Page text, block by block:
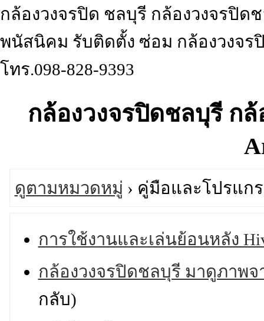
กล้องวงจรปิด ชลบุรี กล้องวงจรปิด
พนัสนิคม รับติดตั้ง ซ่อม กล้องวงจร
โทร.098-828-9393
กล้องวงจรปิดชลบุรี ก
ดูตามหมวดหมู่ › คู่มือและโปรแก
การใช้งานและเล่นย้อนหลัง
กล้องวงจรปิดชลบุรี มาดูภาพจ
กลับ)